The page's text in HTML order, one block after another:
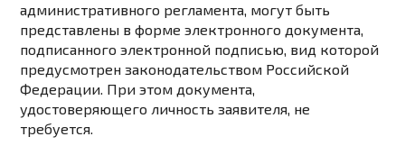
административного регламента, могут быть
представлены в форме электронного документа,
подписанного электронной подписью, вид которой
предусмотрен законодательством Российской
Федерации. При этом документа,
удостоверяющего личность заявителя, не
требуется.